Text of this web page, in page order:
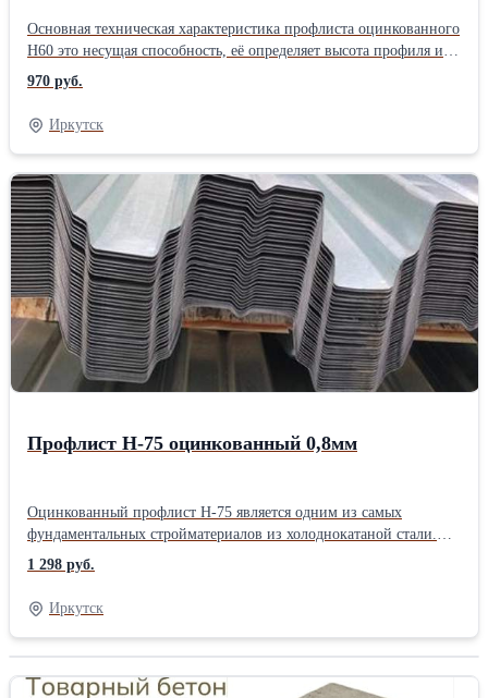
Основная техническая характеристика профлиста оцинкованного
Н60 это несущая способность, её определяет высота профиля и
конструкция гофры профилированного листа. Высота гофры 60
мм, ширина ребра 122 мм, с расположенной посередине,
укрепляющей твердость, канавкой и довольно небольшим
раппортом в 50 мм. Всё это в совокупности делает Н60 одним из
самых прочных видов профилированных листов. Его
способность нести высокие статические и динамические
нагрузки, при этом небольшой вес дает возможность
использовать Н-60 в следующих случаях: в перекрытиях, без
промежуточных опор, для устройства несъёмной опалубки, в
перекрытиях, с последующем ковром теплоизоляции и
наплавляемой кровли, для устройства стеновых конструкций.
Подробнее о профлисте Н-60
970 руб.
Иркутск
Профлист Н-75 оцинкованный 0,8мм
Оцинкованный профлист Н-75 является одним из самых
фундаментальных стройматериалов из холоднокатаной стали.
Это название он приобрёл потому, что его жёсткость и
прочность допускают возможность ограничиваться
минимальным количеством опорных элементов. Множественные
рёбра жёсткости предоставляют возможность применять его в
экстремальных условиях. Такой профлист незаменим при
индустриальных и торговых зданий. Профлист Н-75 выступает в
1 298 руб.
Иркутск